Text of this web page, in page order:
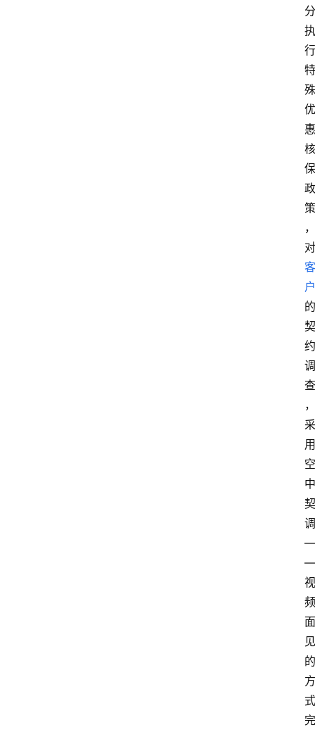
分
执
行
特
殊
优
惠
核
保
政
策
，
对
客
户
的
契
约
调
查
，
采
用
空
中
契
调
—
—
视
频
面
见
的
方
式
完